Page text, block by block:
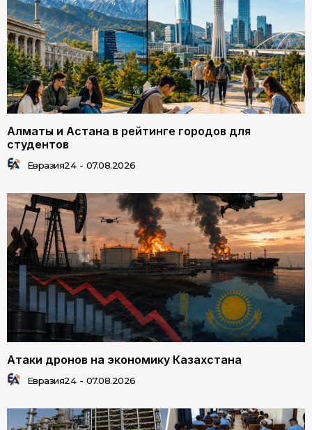
Алматы и Астана в рейтинге городов для
студентов
Евразия24 - 07.08.2026
Атаки дронов на экономику Казахстана
Евразия24 - 07.08.2026